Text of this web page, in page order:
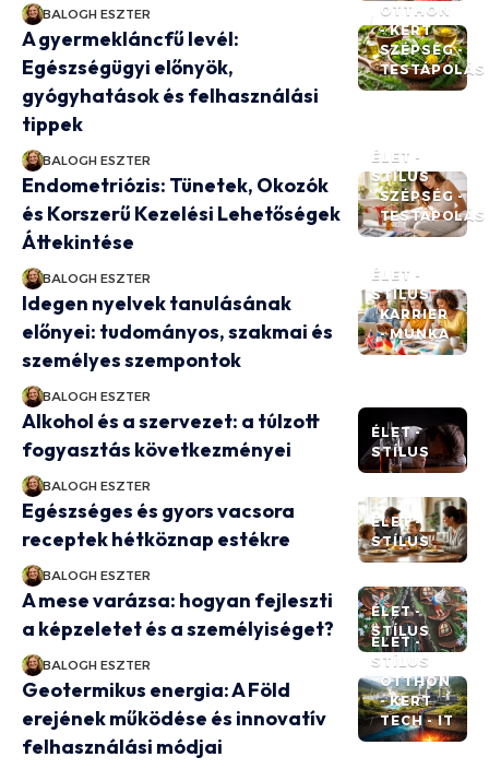
BALOGH ESZTER
OTTHON
- KERT
SZÉPSÉG -
TESTÁPOLÁS
A gyermekláncfű levél:
Egészségügyi előnyök,
gyógyhatások és felhasználási
tippek
BALOGH ESZTER
ÉLET -
STÍLUS
SZÉPSÉG -
TESTÁPOLÁS
Endometriózis: Tünetek, Okozók
és Korszerű Kezelési Lehetőségek
Áttekintése
BALOGH ESZTER
ÉLET -
STÍLUS
KARRIER
- MUNKA
Idegen nyelvek tanulásának
előnyei: tudományos, szakmai és
személyes szempontok
BALOGH ESZTER
ÉLET -
STÍLUS
Alkohol és a szervezet: a túlzott
fogyasztás következményei
BALOGH ESZTER
ÉLET -
STÍLUS
Egészséges és gyors vacsora
receptek hétköznap estékre
BALOGH ESZTER
ÉLET -
STÍLUS
A mese varázsa: hogyan fejleszti
a képzeletet és a személyiséget?
BALOGH ESZTER
ÉLET -
STÍLUS
OTTHON
- KERT
TECH - IT
Geotermikus energia: A Föld
erejének működése és innovatív
felhasználási módjai